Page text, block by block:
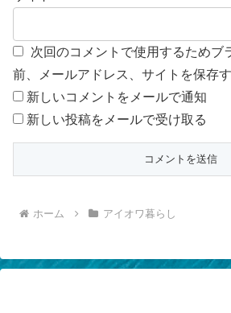
次回のコメントで使用するためブ
前、メールアドレス、サイトを保存す
新しいコメントをメールで通知
新しい投稿をメールで受け取る
ホーム アイオワ暮らし